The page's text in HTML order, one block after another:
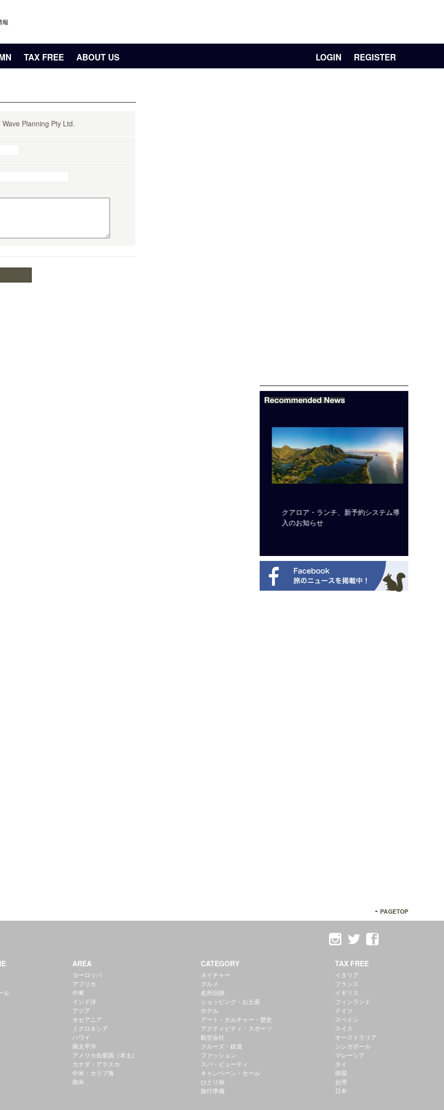
報
TAX FREE ABOUT US LOGIN REGISTER
Planning Pty Ltd.
クアロア・ランチ、新予約システム導
入のお知らせ
PAGETOP
ル
AREA
ヨーロッパ
アフリカ
中東
インド洋
アジア
オセアニア
ミクロネシア
ハワイ
南太平洋
アメリカ合衆国（本土）
カナダ・アラスカ
中米・カリブ海
南米
CATEGORY
ネイチャー
グルメ
名所旧跡
ショッピング・お土産
ホテル
アート・カルチャー・歴史
アクティビティ・スポーツ
航空会社
クルーズ・鉄道
ファッション
スパ・ビューティ
キャンペーン・セール
ひとり旅
旅行準備
TAX FREE
イタリア
フランス
イギリス
フィンランド
ドイツ
スペイン
スイス
オーストラリア
シンガポール
マレーシア
タイ
韓国
台湾
日本